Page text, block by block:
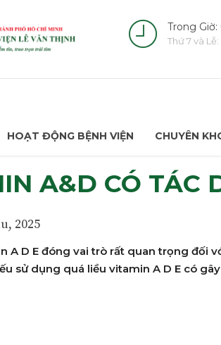
Trong Giờ:
Thứ 7 và
HOẠT ĐỘNG BỆNH VIỆN CHUYÊN
A&D CÓ TÁC
2025
A D E đóng vai trò rất quan trọng đối
sử dụng quá liều vitamin A D E có